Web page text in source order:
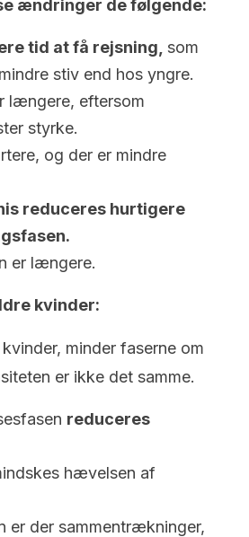
ændringer de følgende:
tid at få rejsning, som
stiv end hos yngre.
længere, eftersom
styrke.
og der er mindre
reduceres hurtigere
er længere.
kvinder:
minder faserne om
er ikke det samme.
reduceres
hævelsen af
er der sammentrækninger,